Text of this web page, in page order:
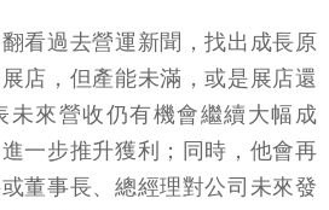
看過去營運新聞，找出成長原
店，但產能未滿，或是展店還
未來營收仍有機會繼續大幅成
一步推升獲利；同時，他會再
董事長、總經理對公司未來發